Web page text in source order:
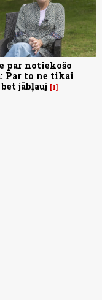
par notiekošo
Par to ne tikai
jābļauj
1